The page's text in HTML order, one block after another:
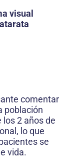
visual
comentar
población
2 años de
lo que
se
vida.